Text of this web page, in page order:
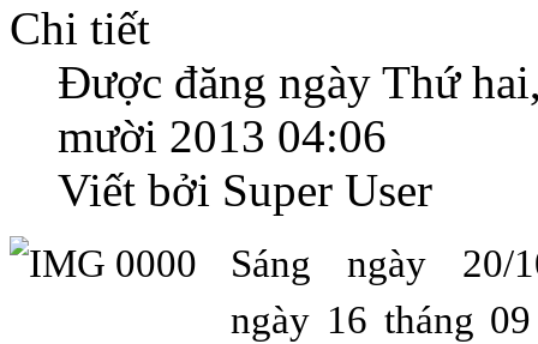
Chi tiết
Được đăng ngày Thứ
mười 2013 04:06
Viết bởi Super User
Sáng ngày 20/
ngày 16 tháng